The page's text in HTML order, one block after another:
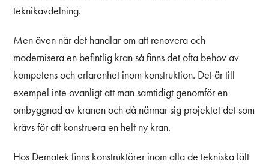
teknikavdelning.
Men även när det handlar om att renovera och
modernisera en befintlig kran så finns det ofta behov av
kompetens och erfarenhet inom konstruktion. Det är till
exempel inte ovanligt att man samtidigt genomför en
ombyggnad av kranen och då närmar sig projektet det som
krävs för att konstruera en helt ny kran.
Hos Dematek finns konstruktörer inom alla de tekniska fält